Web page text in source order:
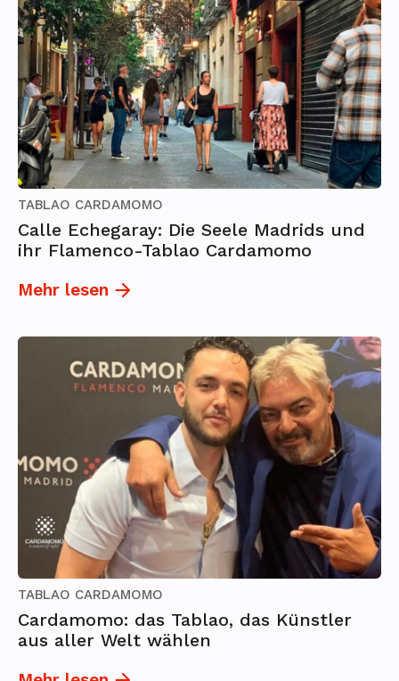
TABLAO CARDAMOMO
Calle Echegaray: Die Seele Madrids und
ihr Flamenco-Tablao Cardamomo
Mehr lesen
TABLAO CARDAMOMO
Cardamomo: das Tablao, das Künstler
aus aller Welt wählen